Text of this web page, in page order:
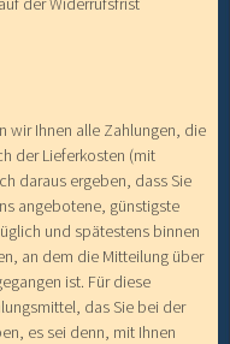
wir Ihnen alle Zahlungen, die
der Lieferkosten (mit
daraus ergeben, dass Sie
angebotene, günstigste
und spätestens binnen
an dem die Mitteilung über
ist. Für diese
das Sie bei der
es sei denn, mit Ihnen